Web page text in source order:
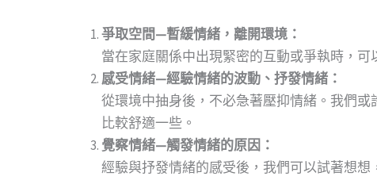
爭取空間—暫緩情緒，離開環境：
當在家庭關係中出現緊密的互動或爭執時，
感受情緒—經驗情緒的波動、抒發情緒：
從環境中抽身後，不必急著壓抑情緒。我們
比較舒適一些。
覺察情緒—觸發情緒的原因：
經驗與抒發情緒的感受後，我們可以試著想